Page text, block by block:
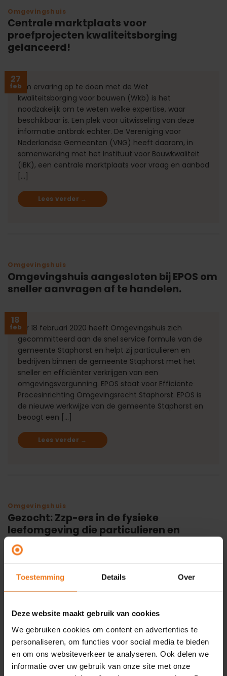
Toestemming Details Over
Deze website maakt gebruik van cookies
We gebruiken cookies om content en advertenties te
personaliseren, om functies voor social media te bieden
en om ons websiteverkeer te analyseren. Ook delen we
informatie over uw gebruik van onze site met onze
Omgevingshuis
Centrale marktplaats voor
proefprojecten kwaliteitsborging
gelanceerd!
27
febOm ervaring op te doen met de Wet
kwaliteitsborging voor bouwen (Wkb) is het
noodzakelijk om te weten welke expertise, waar
beschikbaar is. Een plek voor uitwisseling van deze
informatie ontbrak echter. De Vereniging voor
Nederlandse Gemeenten (VNG) heeft daarom, in
samenwerking met het Instituut voor Bouwkwaliteit
(iBK), een centrale marktplaats voor vraag en aanbod
[…]
Lees verder →
Omgevingshuis
Omgevingshuis aangesloten bij EPOS om
sneller aanvragen af te handelen.
18
febPer 18 februari 2020 heeft Omgevingshuis zich
gecommitteerd aan de snel service formule van de
gemeente Staphorst en helpt zij particulieren en
bedrijven binnen de gemeente Staphorst met het
sneller en efficiënter verkrijgen van een
omgevingsvergunning. EPOS staat voor Efficiënte
Procesinrichting Omgevingsrecht Staphorst. EPOS is
de nieuwe werkwijze van de gemeente Staphorst en
beoogt een […]
Lees verder →
Omgevingshuis
Gezocht: Zzp-ers in de fysieke
leefomgeving die particulieren en
bedrijven willen ondersteunen in
Omgevingsloket (OLO).
janMet Omgevingscoach helpen we particulieren en
vind je op www.omgevingscoach.nl. Ben je een zzp-er
en werkzaam bij, namens of voor de overheid en heb
je nog wat ruimte om je expertise te benutten, dan
verneem ik graag je reactie. Ook als ambtenaar in
vaste dienst bij een gemeente, waterschap […]